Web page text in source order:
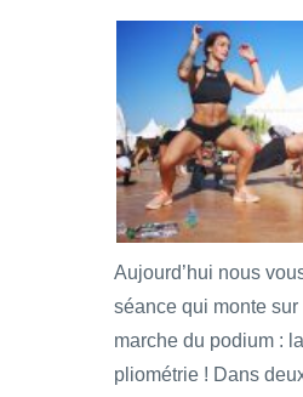
Aujourd’hui nous
séance qui monte sur
marche du podium :
pliométrie ! Dans